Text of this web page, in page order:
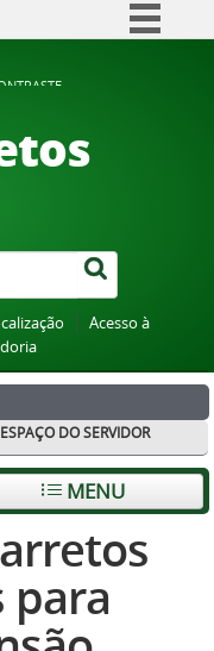
Participe
à informação
Canais
Acesso à
ESPAÇO DO SERVIDOR
MENU
para